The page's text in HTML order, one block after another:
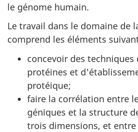
le génome humain.
Le travail dans le domaine de
comprend les éléments
concevoir des techniques
protéines et
protéique;
faire la corrélation entre
géniques et la structure
trois dimensions, et